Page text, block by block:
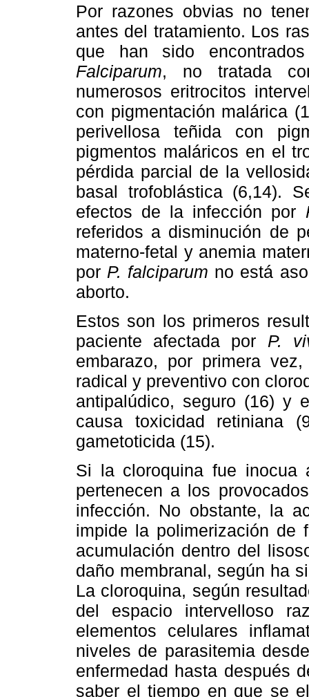
Por razones obvias no
antes del tratamiento. Los
que han sido
Falciparum, no tratada
numerosos eritrocitos
con pigmentación malárica
perivellosa teñida con
pigmentos maláricos en el
pérdida parcial de la
basal trofoblástica (6,14).
efectos de la infección por
referidos a disminución de
materno-fetal y anemia
por P. falciparum no está
aborto.
Estos son los primeros
paciente afectada por P.
embarazo, por primera
radical y preventivo con
antipalúdico, seguro (16) y
causa toxicidad retiniana
gametoticida (15).
Si la cloroquina fue inocua
pertenecen a los
infección. No obstante, la
impide la polimerización de
acumulación dentro del
daño membranal, según ha
La cloroquina, según
del espacio intervelloso
elementos celulares
niveles de parasitemia
enfermedad hasta después
saber el tiempo en que se